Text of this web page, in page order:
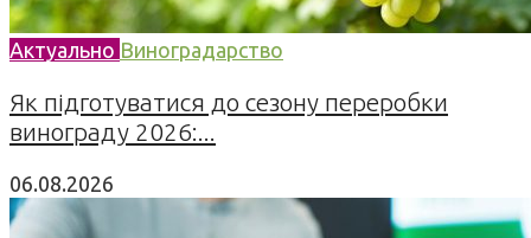
Актуально Виноградарство
Як підготуватися до сезону переробки
винограду 2026:...
06.08.2026